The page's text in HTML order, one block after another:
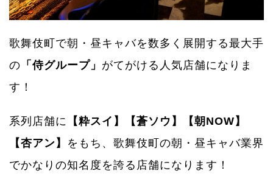
歌舞伎町で朝・昼キャバを数多く展開する最大手
の 「侍グループ」 がてがける人気店舗になりま
す！
系列店舗に 【粋スイ】【蒼ソウ】【朝NOW】
【杏アン】 をもち、歌舞伎町の朝・昼キャバ業界
でかなりの知名度を誇る店舗になります！